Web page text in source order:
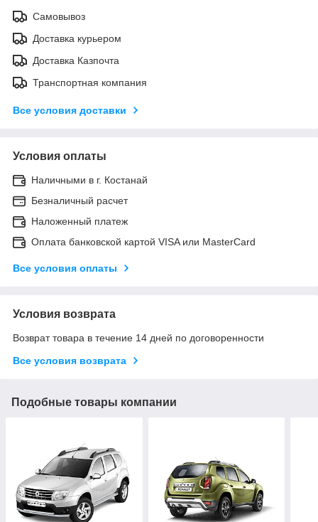
Самовывоз
Доставка курьером
Доставка Казпочта
Транспортная компания
Все условия доставки
Условия оплаты
Наличными в г. Костанай
Безналичный расчет
Наложенный платеж
Оплата банковской картой VISA или MasterCard
Все условия оплаты
Условия возврата
Возврат товара в течение 14 дней по договоренности
Все условия возврата
Подобные товары компании